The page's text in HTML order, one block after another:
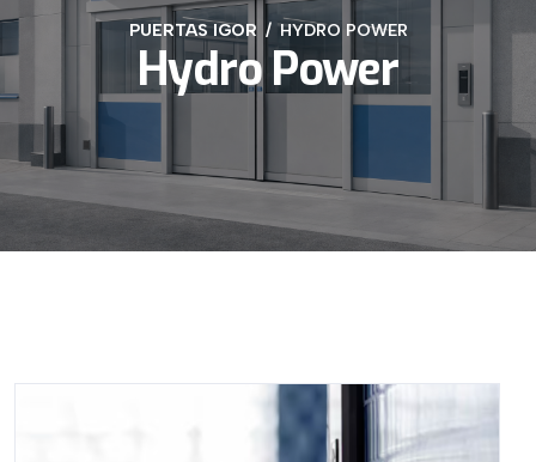
PUERTAS IGOR HYDRO POWER
Hydro Power